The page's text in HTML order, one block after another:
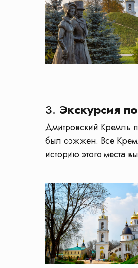
3. Экскурсия
Дмитровский Кремль
был сожжен. Все
историю этого места